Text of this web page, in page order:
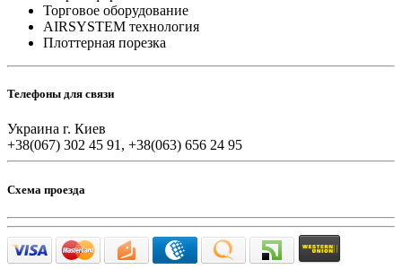
Торговое оборудование
AIRSYSTEM технология
Плоттерная порезка
Телефоны для связи
Украина г. Киев
+38(067) 302 45 91, +38(063) 656 24 95
Схема проезда